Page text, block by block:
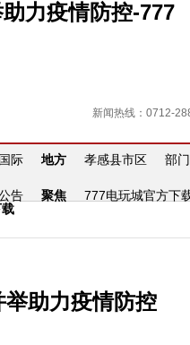
力疫情防控-777
新闻热线：0712-
际 地方 孝感县市区
部门
告 聚焦
777电玩城官方下
助力疫情防控